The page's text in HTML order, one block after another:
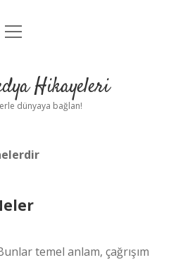
Uyarı
menüyü
Hikayeleri
dünyaya bağlan!
temel anlam, çağrışım